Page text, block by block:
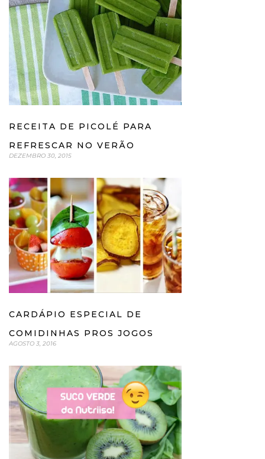
RECEITA DE PICOLÉ PARA
REFRESCAR NO VERÃO
DEZEMBRO 30, 2015
CARDÁPIO ESPECIAL DE
COMIDINHAS PROS JOGOS
AGOSTO 3, 2016